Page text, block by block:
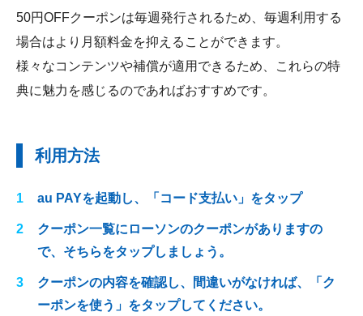
50円OFFクーポンは毎週発行されるため、毎週利用する
場合はより月額料金を抑えることができます。
様々なコンテンツや補償が適用できるため、これらの特
典に魅力を感じるのであればおすすめです。
利用方法
au PAYを起動し、「コード支払い」をタップ
クーポン一覧にローソンのクーポンがありますの
で、そちらをタップしましょう。
クーポンの内容を確認し、間違いがなければ、「ク
ーポンを使う」をタップしてください。